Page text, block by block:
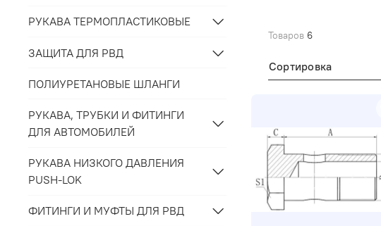
Товаров 6
Сортировка
РУКАВА ТЕРМОПЛАСТИКОВЫЕ
ЗАЩИТА ДЛЯ РВД
ПОЛИУРЕТАНОВЫЕ ШЛАНГИ
РУКАВА, ТРУБКИ И ФИТИНГИ
ДЛЯ АВТОМОБИЛЕЙ
РУКАВА НИЗКОГО ДАВЛЕНИЯ
PUSH-LOK
ФИТИНГИ И МУФТЫ ДЛЯ РВД